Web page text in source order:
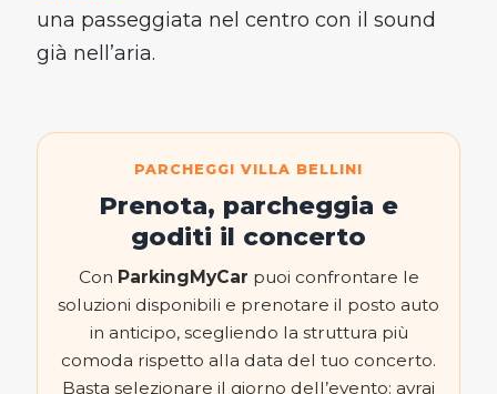
una passeggiata nel centro con il sound
già nell’aria.
PARCHEGGI VILLA BELLINI
Prenota, parcheggia e
goditi il concerto
Con ParkingMyCar puoi confrontare le
soluzioni disponibili e prenotare il posto auto
in anticipo, scegliendo la struttura più
comoda rispetto alla data del tuo concerto.
Basta selezionare il giorno dell’evento: avrai